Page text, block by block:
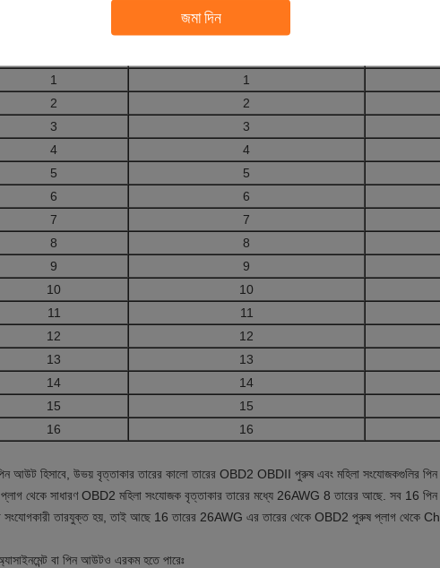
জমা দিন
সাধারণ
1
1
2
2
3
3
4
4
5
5
6
6
7
7
8
8
9
9
10
10
11
11
12
12
13
13
14
14
15
15
16
16
আউট হিসাবে, উভয় বৃত্তাকার তারের কালো তারের OBD2 OBDII পুরুষ এবং মহিলা সংযোজকগুলির
থেকে সাধারণ OBD2 মহিলা সংযোজক বৃত্তাকার তারের মধ্যে 26AWG 8 তারের আছে. সব 16
সংযোগকারী তারযুক্ত হয়, তাই আছে 16 তারের 26AWG এর তারের থেকে OBD2 পুরুষ প্লাগ থেকে
বা পিন আউটও এরকম হতে পারেঃ